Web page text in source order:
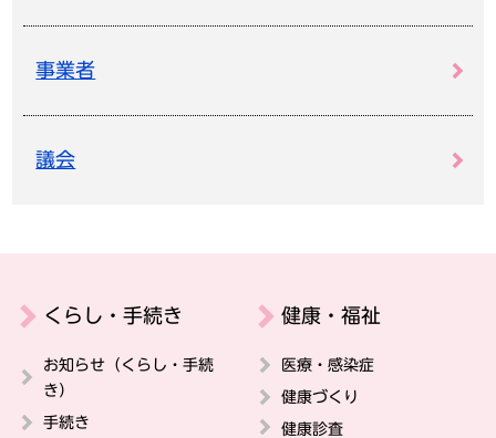
事業者
議会
くらし・手続き
お知らせ（くらし・手続
き）
手続き
健康・福祉
医療・感染症
健康づくり
健康診査